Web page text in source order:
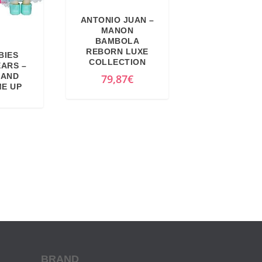
u
–
UP
ANTONIO JUAN –
MANON
BAMBOLA
REBORN LUXE
COLLECTION
79,87€
BRAND